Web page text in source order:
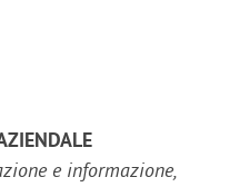
e informazione,